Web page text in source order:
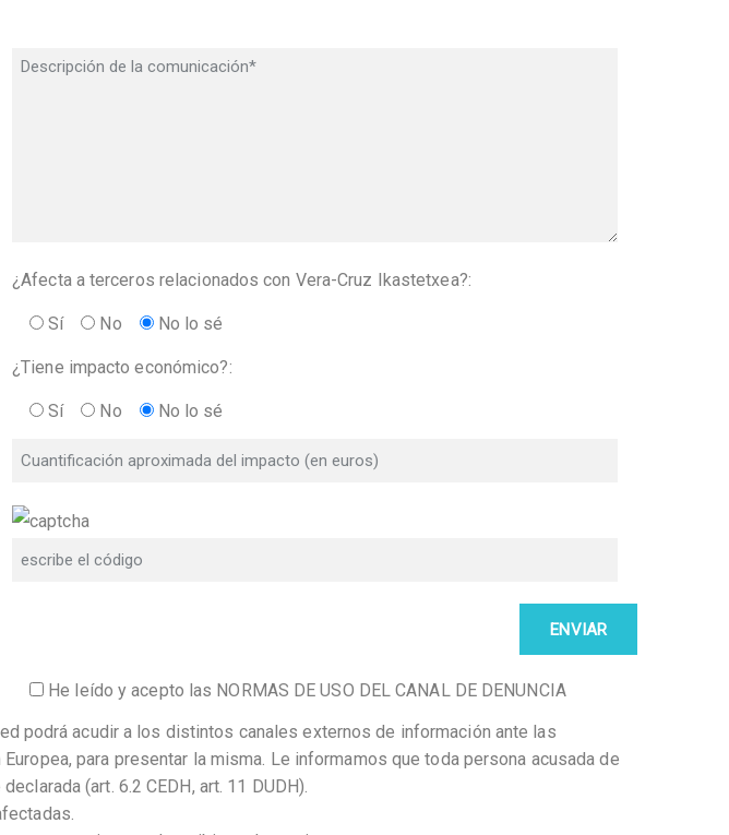
¿Afecta a terceros relacionados con Vera-Cruz Ikastetxea?:
Sí No No lo sé
¿Tiene impacto económico?:
Sí No No lo sé
He leído y acepto las NORMAS DE USO DEL CANAL DE DENUNCIA
podrá acudir a los distintos canales externos de información ante las
para presentar la misma. Le informamos que toda persona acusada de
(art. 6.2 CEDH, art. 11 DUDH).